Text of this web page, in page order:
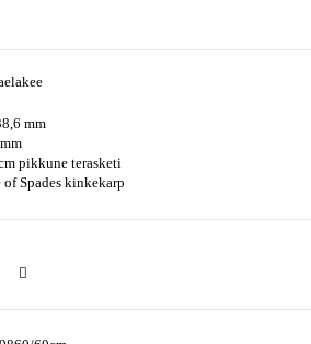
mm
pikkune terasketi
Spades kinkekarp